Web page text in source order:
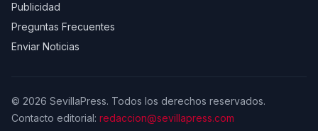
Publicidad
Preguntas Frecuentes
Enviar Noticias
© 2026 SevillaPress. Todos los derechos reservados.
Contacto editorial: redaccion@sevillapress.com